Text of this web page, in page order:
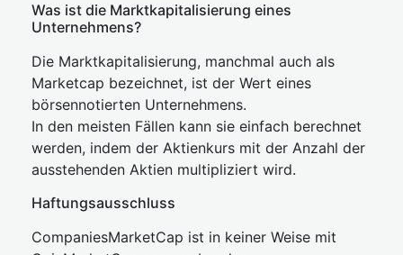
Was ist die Marktkapitalisierung eines
Unternehmens?
Die Marktkapitalisierung, manchmal auch als
Marketcap bezeichnet, ist der Wert eines
börsennotierten Unternehmens.
In den meisten Fällen kann sie einfach berechnet
werden, indem der Aktienkurs mit der Anzahl der
ausstehenden Aktien multipliziert wird.
Haftungsausschluss
CompaniesMarketCap ist in keiner Weise mit